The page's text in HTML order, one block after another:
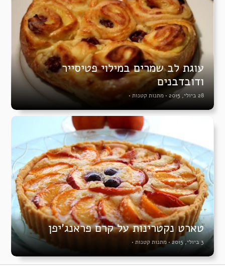
עוגת לב שמרים במילוי פטיסייר
ודובדבנים
28 ביולי, 2015 • מתנות קטנות •
טארט נקטרינות על קרם פראנג’יפן
3 ביולי, 2015 • מתנות קטנות •